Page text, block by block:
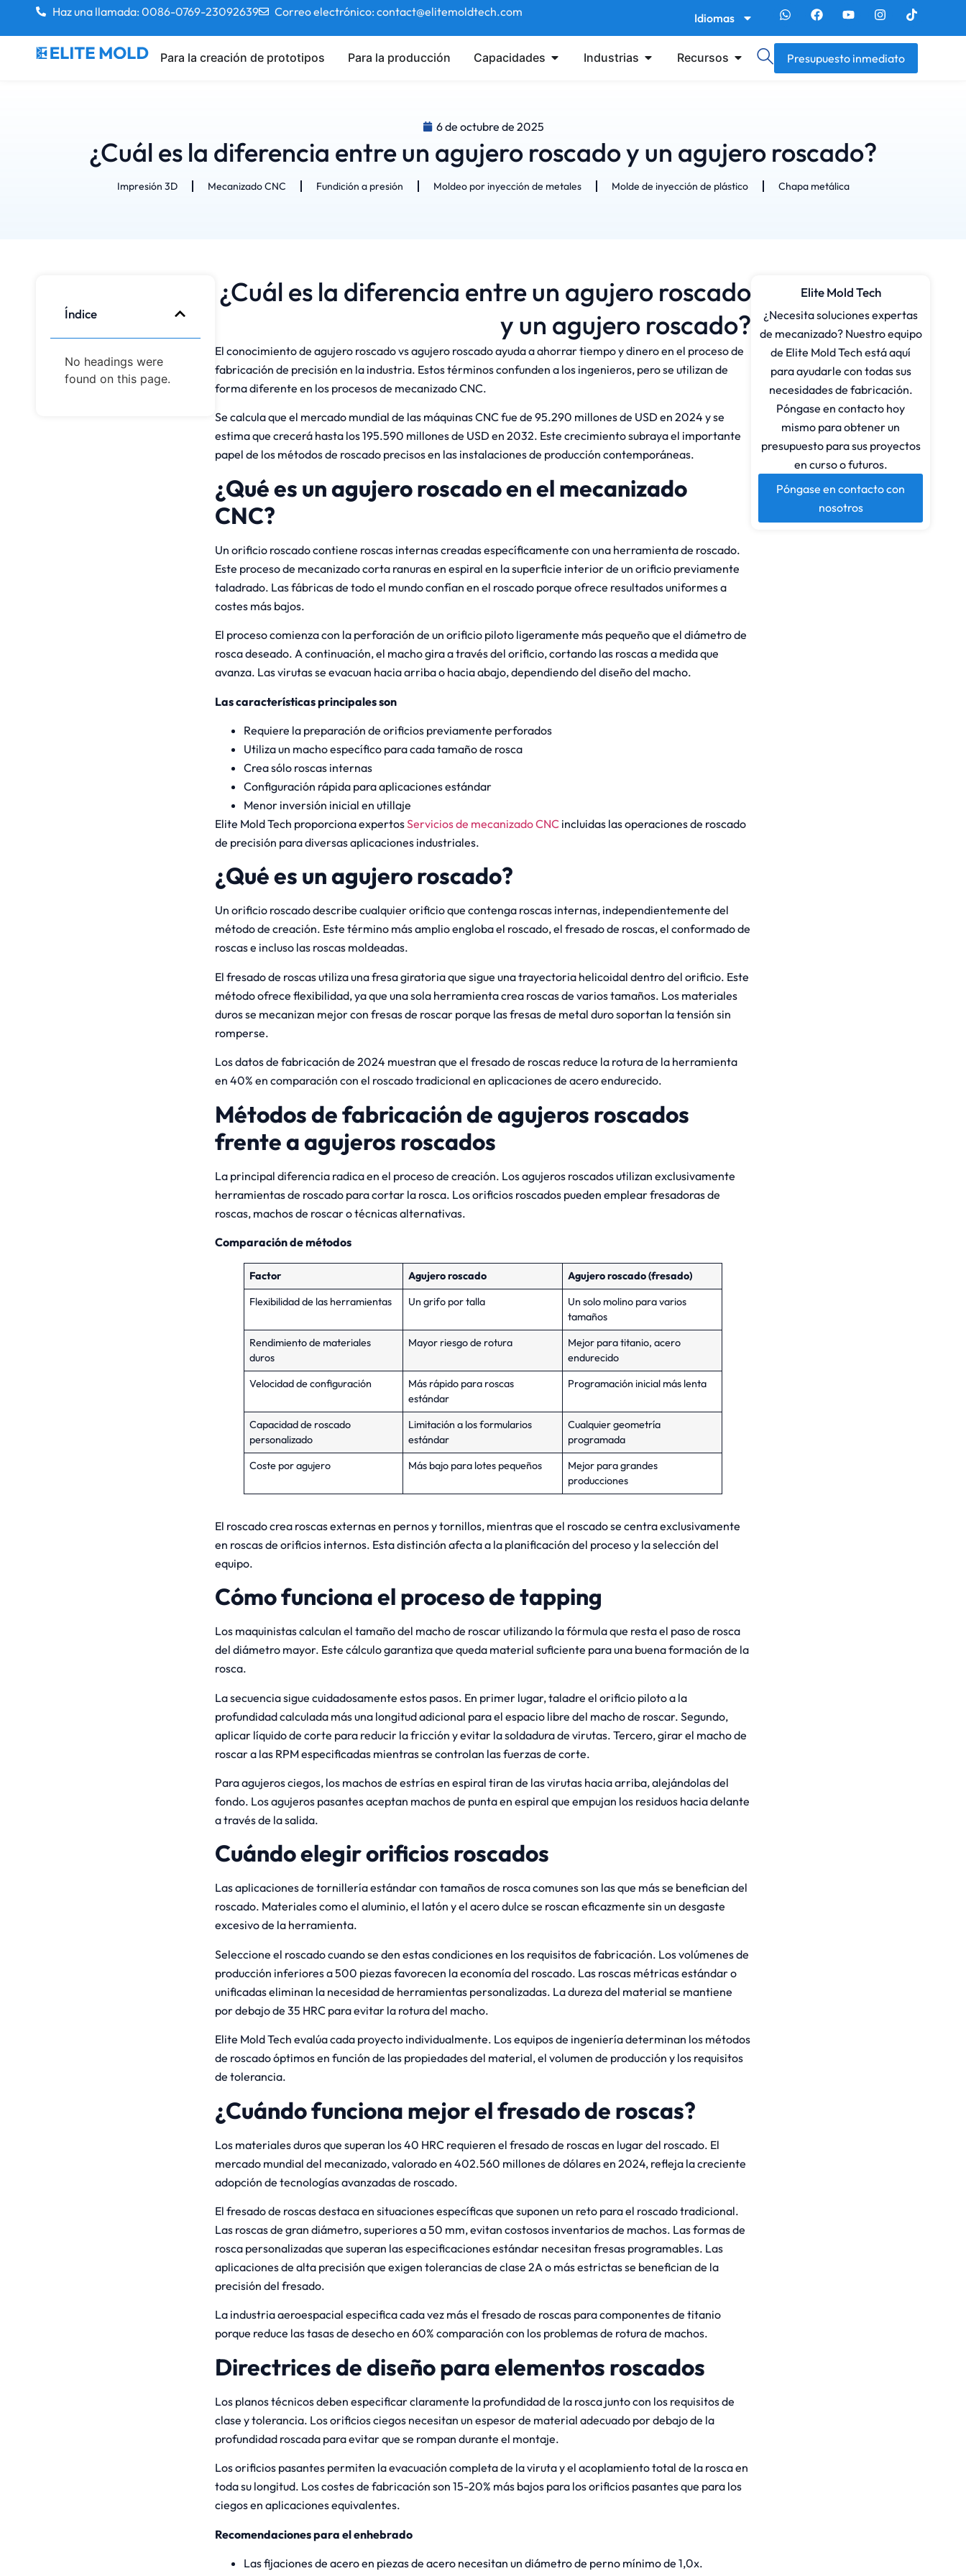
Haz una llamada: 0086-0769-23092639 Correo electrónico: contact@elitemoldtech.com Idiomas
Para la creación de prototipos Para la producción Capacidades Industrias Recursos Presupuesto inmediato
6 de octubre de 2025
¿Cuál es la diferencia entre un agujero roscado y un agujero roscado?
Impresión 3D Mecanizado CNC Fundición a presión Moldeo por inyección de metales Molde de inyección de plástico Chapa metálica
Índice
No headings were
found on this page.
¿Cuál es la diferencia entre un agujero roscado
y un agujero roscado?
El conocimiento de agujero roscado vs agujero roscado ayuda a ahorrar tiempo y dinero en el proceso de
fabricación de precisión en la industria. Estos términos confunden a los ingenieros, pero se utilizan de
forma diferente en los procesos de mecanizado CNC.
Se calcula que el mercado mundial de las máquinas CNC fue de 95.290 millones de USD en 2024 y se
estima que crecerá hasta los 195.590 millones de USD en 2032. Este crecimiento subraya el importante
papel de los métodos de roscado precisos en las instalaciones de producción contemporáneas.
¿Qué es un agujero roscado en el mecanizado
CNC?
Un orificio roscado contiene roscas internas creadas específicamente con una herramienta de roscado.
Este proceso de mecanizado corta ranuras en espiral en la superficie interior de un orificio previamente
taladrado. Las fábricas de todo el mundo confían en el roscado porque ofrece resultados uniformes a
costes más bajos.
El proceso comienza con la perforación de un orificio piloto ligeramente más pequeño que el diámetro de
rosca deseado. A continuación, el macho gira a través del orificio, cortando las roscas a medida que
avanza. Las virutas se evacuan hacia arriba o hacia abajo, dependiendo del diseño del macho.
Las características principales son
Requiere la preparación de orificios previamente perforados
Utiliza un macho específico para cada tamaño de rosca
Crea sólo roscas internas
Configuración rápida para aplicaciones estándar
Menor inversión inicial en utillaje
Elite Mold Tech proporciona expertosServicios de mecanizado CNCincluidas las operaciones de roscado
de precisión para diversas aplicaciones industriales.
¿Qué es un agujero roscado?
Un orificio roscado describe cualquier orificio que contenga roscas internas, independientemente del
método de creación. Este término más amplio engloba el roscado, el fresado de roscas, el conformado de
roscas e incluso las roscas moldeadas.
El fresado de roscas utiliza una fresa giratoria que sigue una trayectoria helicoidal dentro del orificio. Este
método ofrece flexibilidad, ya que una sola herramienta crea roscas de varios tamaños. Los materiales
duros se mecanizan mejor con fresas de roscar porque las fresas de metal duro soportan la tensión sin
romperse.
Los datos de fabricación de 2024 muestran que el fresado de roscas reduce la rotura de la herramienta
en 40% en comparación con el roscado tradicional en aplicaciones de acero endurecido.
Métodos de fabricación de agujeros roscados
frente a agujeros roscados
La principal diferencia radica en el proceso de creación. Los agujeros roscados utilizan exclusivamente
herramientas de roscado para cortar la rosca. Los orificios roscados pueden emplear fresadoras de
roscas, machos de roscar o técnicas alternativas.
Comparación de métodos
Factor Agujero roscado
Agujero roscado (fresado)
Flexibilidad de las herramientas
Un grifo por talla
Un solo molino para varios
tamaños
Rendimiento de materiales
duros
Mayor riesgo de rotura
Mejor para titanio, acero
endurecido
Velocidad de configuración
Más rápido para roscas
estándar
Programación inicial más lenta
Capacidad de roscado
personalizado
Limitación a los formularios
estándar
Cualquier geometría
programada
Coste por agujero
Más bajo para lotes pequeños
Mejor para grandes
producciones
El roscado crea roscas externas en pernos y tornillos, mientras que el roscado se centra exclusivamente
en roscas de orificios internos. Esta distinción afecta a la planificación del proceso y la selección del
equipo.
Cómo funciona el proceso de tapping
Los maquinistas calculan el tamaño del macho de roscar utilizando la fórmula que resta el paso de rosca
del diámetro mayor. Este cálculo garantiza que queda material suficiente para una buena formación de la
rosca.
La secuencia sigue cuidadosamente estos pasos. En primer lugar, taladre el orificio piloto a la
profundidad calculada más una longitud adicional para el espacio libre del macho de roscar. Segundo,
aplicar líquido de corte para reducir la fricción y evitar la soldadura de virutas. Tercero, girar el macho de
roscar a las RPM especificadas mientras se controlan las fuerzas de corte.
Para agujeros ciegos, los machos de estrías en espiral tiran de las virutas hacia arriba, alejándolas del
fondo. Los agujeros pasantes aceptan machos de punta en espiral que empujan los residuos hacia delante
a través de la salida.
Cuándo elegir orificios roscados
Las aplicaciones de tornillería estándar con tamaños de rosca comunes son las que más se benefician del
roscado. Materiales como el aluminio, el latón y el acero dulce se roscan eficazmente sin un desgaste
excesivo de la herramienta.
Seleccione el roscado cuando se den estas condiciones en los requisitos de fabricación. Los volúmenes de
producción inferiores a 500 piezas favorecen la economía del roscado. Las roscas métricas estándar o
unificadas eliminan la necesidad de herramientas personalizadas. La dureza del material se mantiene
por debajo de 35 HRC para evitar la rotura del macho.
Elite Mold Tech evalúa cada proyecto individualmente. Los equipos de ingeniería determinan los métodos
de roscado óptimos en función de las propiedades del material, el volumen de producción y los requisitos
de tolerancia.
¿Cuándo funciona mejor el fresado de roscas?
Los materiales duros que superan los 40 HRC requieren el fresado de roscas en lugar del roscado. El
mercado mundial del mecanizado, valorado en 402.560 millones de dólares en 2024, refleja la creciente
adopción de tecnologías avanzadas de roscado.
El fresado de roscas destaca en situaciones específicas que suponen un reto para el roscado tradicional.
Las roscas de gran diámetro, superiores a 50 mm, evitan costosos inventarios de machos. Las formas de
rosca personalizadas que superan las especificaciones estándar necesitan fresas programables. Las
aplicaciones de alta precisión que exigen tolerancias de clase 2A o más estrictas se benefician de la
precisión del fresado.
La industria aeroespacial especifica cada vez más el fresado de roscas para componentes de titanio
porque reduce las tasas de desecho en 60% comparación con los problemas de rotura de machos.
Directrices de diseño para elementos roscados
Los planos técnicos deben especificar claramente la profundidad de la rosca junto con los requisitos de
clase y tolerancia. Los orificios ciegos necesitan un espesor de material adecuado por debajo de la
profundidad roscada para evitar que se rompan durante el montaje.
Los orificios pasantes permiten la evacuación completa de la viruta y el acoplamiento total de la rosca en
toda su longitud. Los costes de fabricación son 15-20% más bajos para los orificios pasantes que para los
ciegos en aplicaciones equivalentes.
Recomendaciones para el enhebrado
Las fijaciones de acero en piezas de acero necesitan un diámetro de perno mínimo de 1,0x.
Elite Mold Tech
¿Necesita soluciones expertas
de mecanizado? Nuestro equipo
de Elite Mold Tech está aquí
para ayudarle con todas sus
necesidades de fabricación.
Póngase en contacto hoy
mismo para obtener un
presupuesto para sus proyectos
en curso o futuros.
Póngase en contacto con
nosotros